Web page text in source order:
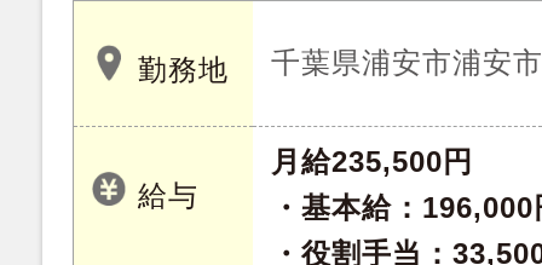
勤務地 千葉県浦安市浦安
給与
月給235,500円
・基本給：
・役割手当：